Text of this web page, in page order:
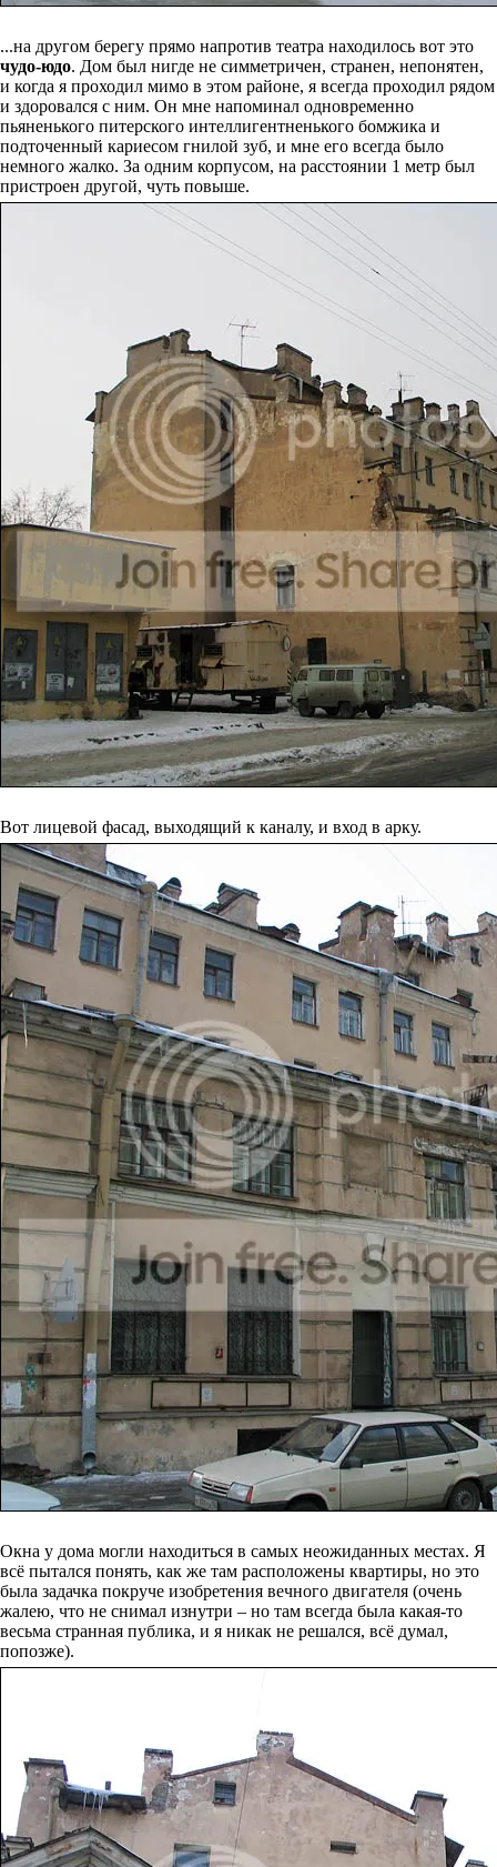
...на другом берегу прямо напротив театра находилось вот это
чудо-юдо. Дом был нигде не симметричен, странен, непонятен,
и когда я проходил мимо в этом районе, я всегда проходил рядом
и здоровался с ним. Он мне напоминал одновременно
пьяненького питерского интеллигентненького бомжика и
подточенный кариесом гнилой зуб, и мне его всегда было
немного жалко. За одним корпусом, на расстоянии 1 метр был
пристроен другой, чуть повыше.
Вот лицевой фасад, выходящий к каналу, и вход в арку.
Окна у дома могли находиться в самых неожиданных местах. Я
всё пытался понять, как же там расположены квартиры, но это
была задачка покруче изобретения вечного двигателя (очень
жалею, что не снимал изнутри – но там всегда была какая-то
весьма странная публика, и я никак не решался, всё думал,
попозже).